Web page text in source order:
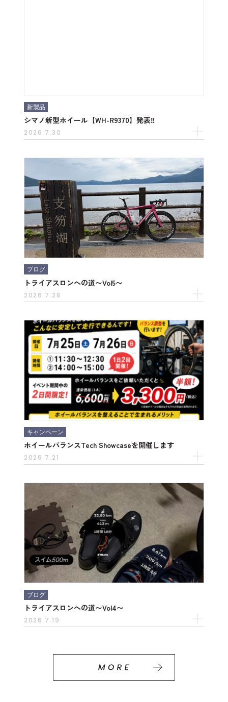
新製品
シマノ新型ホイール【WH-R9370】発表‼
2026.7.30
ブログ
トライアスロンへの道〜Vol5〜
2026.7.28
キャンペーン
ホイールバランスTech Showcaseを開催します
2026.7.21
ブログ
トライアスロンへの道〜Vol4〜
2026.7.19